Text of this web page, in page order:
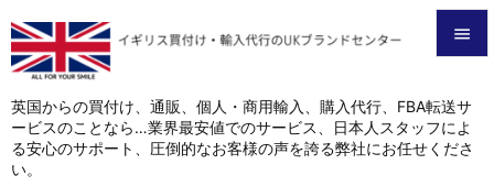
英国からの買付け、通販、個人・商用輸入、購入代行、FBA転送サ
ービスのことなら…業界最安値でのサービス、日本人スタッフによ
る安心のサポート、圧倒的なお客様の声を誇る弊社にお任せくださ
い。

メニュ

サイド